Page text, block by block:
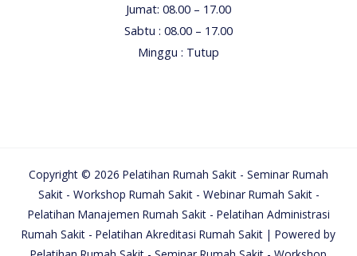
Jumat: 08.00 – 17.00
Sabtu : 08.00 – 17.00
Minggu : Tutup
Copyright © 2026 Pelatihan Rumah Sakit - Seminar Rumah
Sakit - Workshop Rumah Sakit - Webinar Rumah Sakit -
Pelatihan Manajemen Rumah Sakit - Pelatihan Administrasi
Rumah Sakit - Pelatihan Akreditasi Rumah Sakit | Powered by